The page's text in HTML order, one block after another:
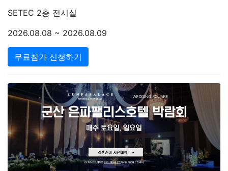
SETEC 2층 전시실
2026.08.08 ~ 2026.08.09
무료참가 신청하기